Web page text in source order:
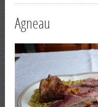
Agneau